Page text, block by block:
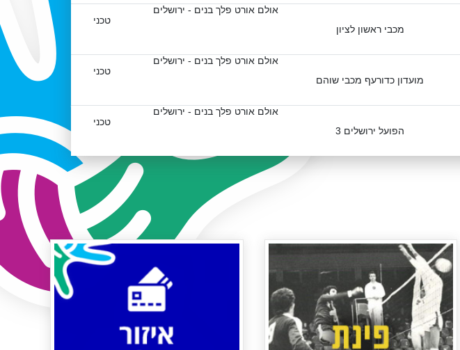
מכבי ראשון לציון
אולם אורט פלך בנים - ירושלים
טכני
מועדון כדורעף מכבי שוהם
אולם אורט פלך בנים - ירושלים
טכני
הפועל ירושלים 3
אולם אורט פלך בנים - ירושלים
טכני